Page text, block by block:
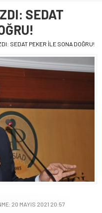
SEDAT
SEDAT PEKER İLE SONA DOĞRU!
20 MAYIS 2021 20:57